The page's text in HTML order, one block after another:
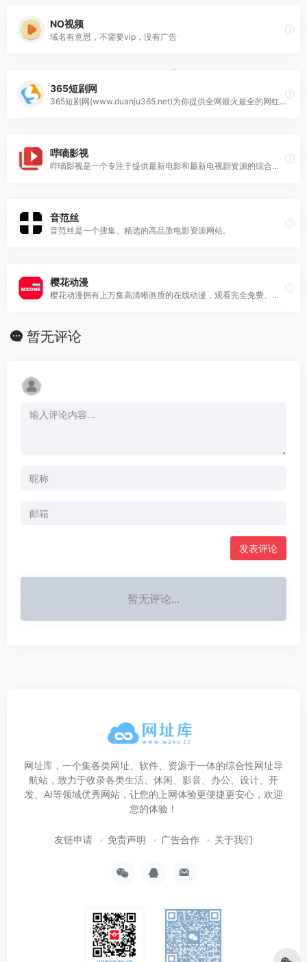
NO视频
域名有意思，不需要vip，没有广告
365短剧网
365短剧网(www.duanju365.net)为你提供全网最火最全的网红短剧，仙侠短剧重生短剧穿越短剧都市短剧校园短剧，是国内最全最专业的短剧网站。
哔嘀影视
哔嘀影视是一个专注于提供最新电影和最新电视剧资源的综合性网站，在哔嘀影视上，用户可以轻松找到最新上映的电影和正在热播的电视剧，同时还可以获取相关的剧集和电影的详细信息、演员阵容、剧情介绍等。无论是追求最新资源的影迷，还是希望及时了解热门影视剧动态的观众，都能在哔嘀影视中找到满足
音范丝
音范丝是一个搜集、精选的高品质电影资源网站。
樱花动漫
樱花动漫拥有上万集高清晰画质的在线动漫，观看完全免费、无须注册、高速播放、更新及时的专业在线樱花动漫站，我们致力为所有动漫迷们提供最好看的动漫。
暂无评论
发表评论
暂无评论...
网址库，一个集各类网址、软件、资源于一体的综合性网址导
航站，致力于收录各类生活、休闲、影音、办公、设计、开
发、AI等领域优秀网站，让您的上网体验更便捷更安心，欢迎
您的体验！
友链申请 免责声明 广告合作 关于我们